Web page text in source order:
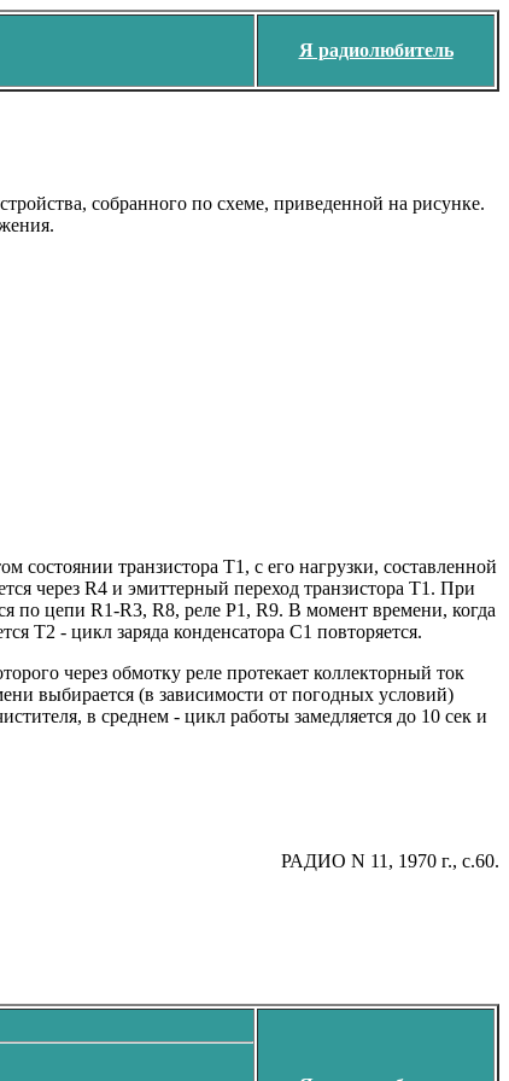
Я радиолюбитель
собранного по схеме, приведенной на рисунке.
транзистора Т1, с его нагрузки, составленной
через R4 и эмиттерный переход транзистора T1. При
по цепи R1-R3, R8, реле P1, R9. В момент времени, когда
T2 - цикл заряда конденсатора C1 повторяется.
через обмотку реле протекает коллекторный ток
выбирается (в зависимости от погодных условий)
в среднем - цикл работы замедляется до 10 сек и
РАДИО N 11, 1970 г., c.60.